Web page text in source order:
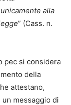
alla
” (Cass. n.
pec si considera
della
attestano,
messaggio di